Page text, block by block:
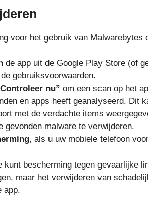
voor het gebruik van Malwarebytes
de app uit de Google Play Store (of
gebruiksvoorwaarden.
nu” om een scan op het
en apps heeft geanalyseerd. Dit
met de verdachte items
gevonden malware te verwijderen.
, als u uw mobiele telefoon
bescherming tegen gevaarlijke
maar het verwijderen van
app.